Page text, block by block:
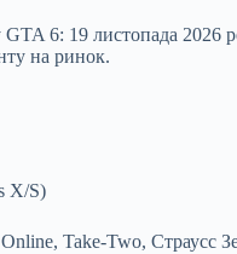
6: 19 листопада 2026
на ринок.
X/S)
Take-Two, Страусс